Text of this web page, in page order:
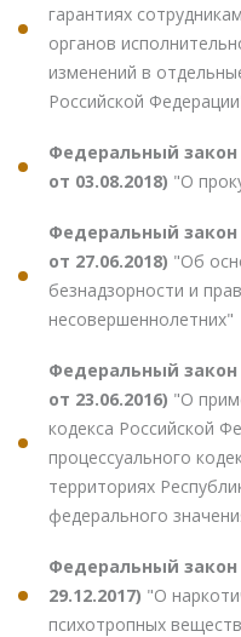
гарантиях
органов
изменений в
Российской
Федеральный закон
от 03.08.2018) "О
Федеральный закон
от 27.06.2018) "Об
безнадзорности и
несовершеннолетних"
Федеральный закон
от 23.06.2016) "О
кодекса Российской
процессуального
территориях
федерального
Федеральный закон
29.12.2017) "О
психотропных